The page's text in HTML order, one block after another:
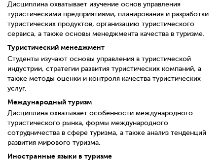
Дисциплина охватывает изучение основ управления
туристическими предприятиями, планирования и разработки
туристических продуктов, организацию туристического
сервиса, а также основы менеджмента качества в туризме.
Туристический менеджмент
Студенты изучают основы управления в туристической
индустрии, стратегии развития туристических компаний, а
также методы оценки и контроля качества туристических
услуг.
Международный туризм
Дисциплина охватывает особенности международного
туристического рынка, формы международного
сотрудничества в сфере туризма, а также анализ тенденций
развития мирового туризма.
Иностранные языки в туризме